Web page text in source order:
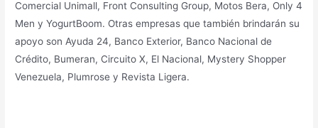
Comercial Unimall, Front Consulting Group, Motos Bera, Only 4
Men y YogurtBoom. Otras empresas que también brindarán su
apoyo son Ayuda 24, Banco Exterior, Banco Nacional de
Crédito, Bumeran, Circuito X, El Nacional, Mystery Shopper
Venezuela, Plumrose y Revista Ligera.